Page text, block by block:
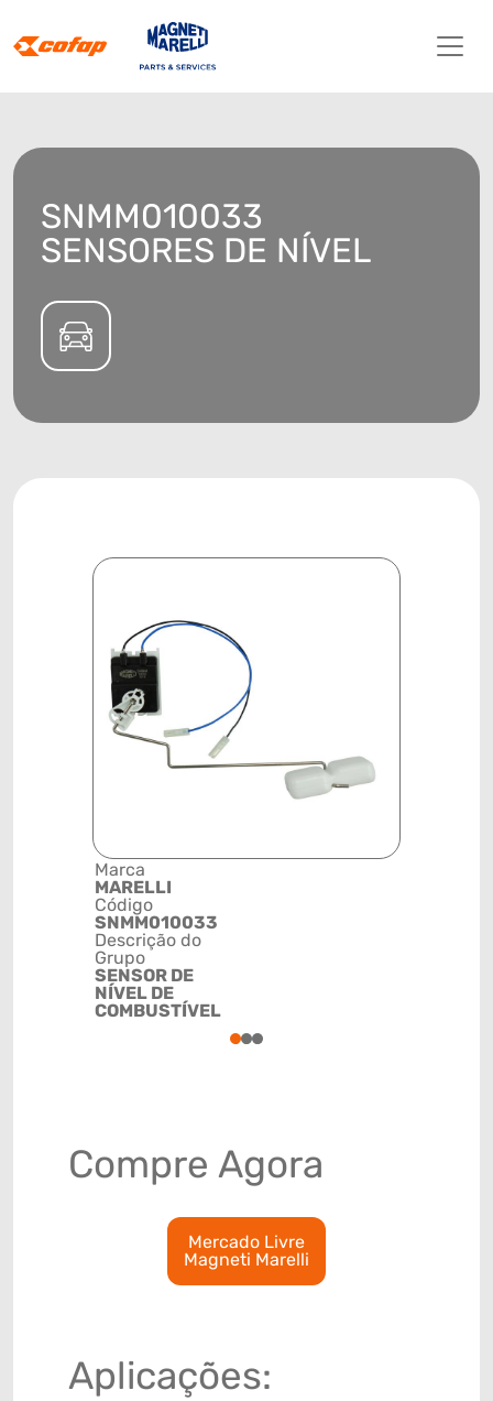
SNMM010033
SENSORES DE NÍVEL
Marca
MARELLI
Código
SNMM010033
Descrição do
Grupo
SENSOR DE
NÍVEL DE
COMBUSTÍVEL
123
Compre Agora
Mercado Livre
Magneti Marelli
Aplicações: